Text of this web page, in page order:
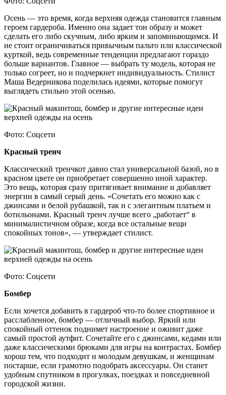
Осень — это время, когда верхняя одежда становится главным
героем гардероба. Именно она задает тон образу и может
сделать его либо скучным, либо ярким и запоминающимся. И
не стоит ограничиваться привычным пальто или классической
курткой, ведь современные тенденции предлагают гораздо
больше вариантов. Главное — выбрать ту модель, которая не
только согреет, но и подчеркнет индивидуальность. Стилист
Маша Ведерникова поделилась идеями, которые помогут
выглядеть стильно этой осенью.
Фото: Соцсети
Красный тренч
Классический тренчкот давно стал универсальной базой, но в
красном цвете он приобретает совершенно иной характер.
Это вещь, которая сразу притягивает внимание и добавляет
энергии в самый серый день. «Сочетать его можно как с
джинсами и белой рубашкой, так и с элегантным платьем и
ботильонами. Красный тренч лучше всего „работает“ в
минималистичном образе, когда все остальные вещи
спокойных тонов», — утверждает стилист.
Фото: Соцсети
Бомбер
Если хочется добавить в гардероб что-то более спортивное и
расслабленное, бомбер — отличный выбор. Яркий или
спокойный оттенок поднимет настроение и оживит даже
самый простой аутфит. Сочетайте его с джинсами, кедами или
даже классическими брюками для игры на контрастах. Бомбер
хорош тем, что подходит и молодым девушкам, и женщинам
постарше, если грамотно подобрать аксессуары. Он станет
удобным спутником в прогулках, поездках и повседневной
городской жизни.